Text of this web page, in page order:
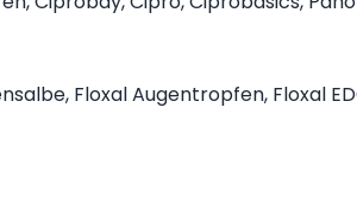
Floxal Augentropfen, Floxal